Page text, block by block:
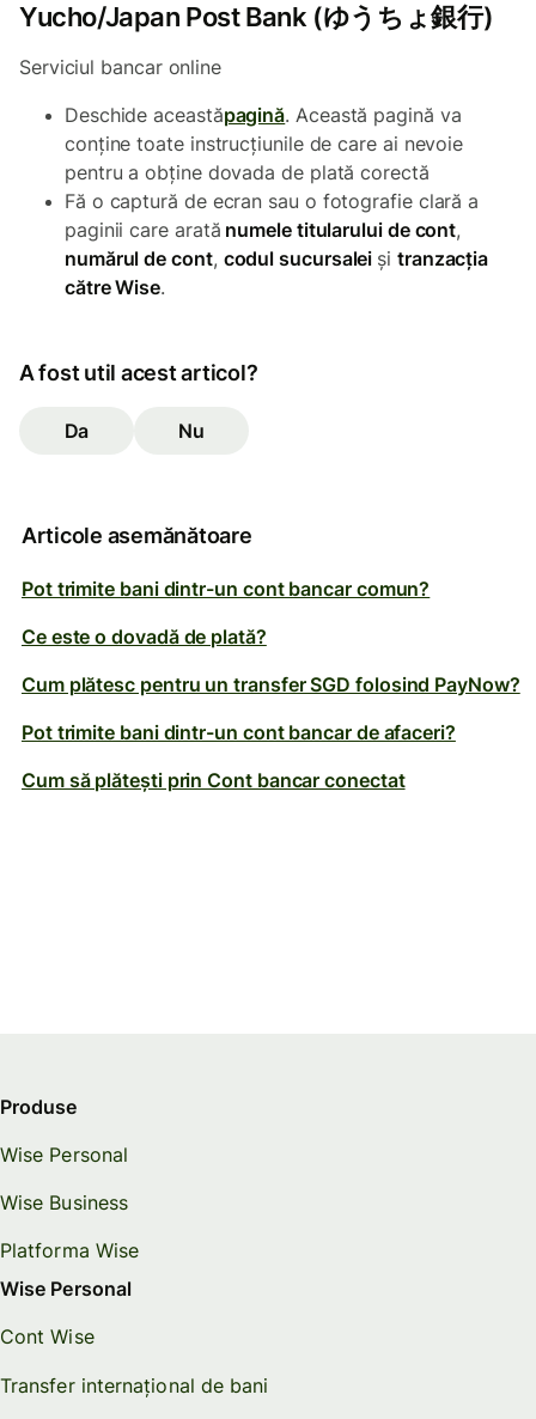
Yucho/Japan Post Bank (ゆうちょ銀行)
Serviciul bancar online
Deschide aceastăpagină. Această pagină va
conține toate instrucțiunile de care ai nevoie
pentru a obține dovada de plată corectă
Fă o captură de ecran sau o fotografie clară a
paginii care arată numele titularului de cont,
numărul de cont, codul sucursalei şi tranzacția
către Wise.
A fost util acest articol?
Da Nu
Articole asemănătoare
Pot trimite bani dintr-un cont bancar comun?
Ce este o dovadă de plată?
Cum plătesc pentru un transfer SGD folosind PayNow?
Pot trimite bani dintr-un cont bancar de afaceri?
Cum să plătești prin Cont bancar conectat
Produse
Wise Personal
Wise Business
Platforma Wise
Wise Personal
Cont Wise
Transfer internațional de bani